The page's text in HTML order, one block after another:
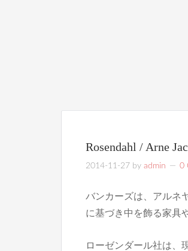
Rosendahl / Arne
2014-11-27 by admin 0
バンカーズは、アルネ
に基づき中を飾る家具
ローゼンダール社は、